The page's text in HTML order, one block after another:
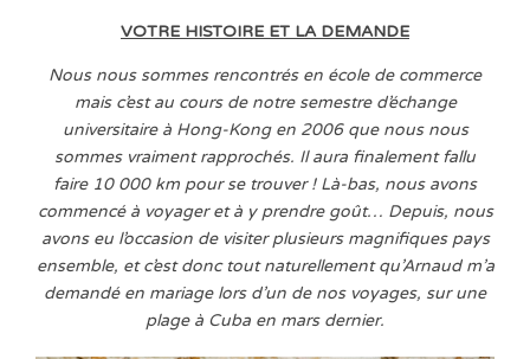
VOTRE HISTOIRE ET LA DEMANDE
Nous nous sommes rencontrés en école de commerce
mais c’est au cours de notre semestre d’échange
universitaire à Hong-Kong en 2006 que nous nous
sommes vraiment rapprochés. Il aura finalement fallu
faire 10 000 km pour se trouver ! Là-bas, nous avons
commencé à voyager et à y prendre goût… Depuis, nous
avons eu l’occasion de visiter plusieurs magnifiques pays
ensemble, et c’est donc tout naturellement qu’Arnaud m’a
demandé en mariage lors d’un de nos voyages, sur une
plage à Cuba en mars dernier.